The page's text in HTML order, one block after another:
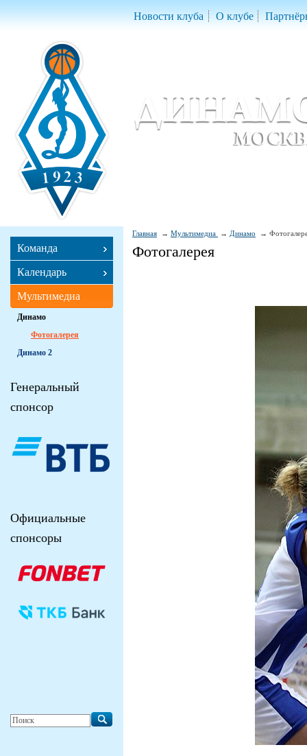
Новости клуба О клубе
Главная Мультимедиа Динамо
Фотогалерея
Команда
Календарь
Мультимедиа
Динамо
Фотогалерея
Динамо 2
Генеральный
спонсор
Официальные
спонсоры